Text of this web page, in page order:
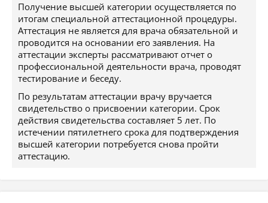
Получение высшей категории осуществляется по
итогам специальной аттестационной процедуры.
Аттестация не является для врача обязательной и
проводится на основании его заявления. На
аттестации эксперты рассматривают отчет о
профессиональной деятельности врача, проводят
тестирование и беседу.
По результатам аттестации врачу вручается
свидетельство о присвоении категории. Срок
действия свидетельства составляет 5 лет. По
истечении пятилетнего срока для подтверждения
высшей категории потребуется снова пройти
аттестацию.